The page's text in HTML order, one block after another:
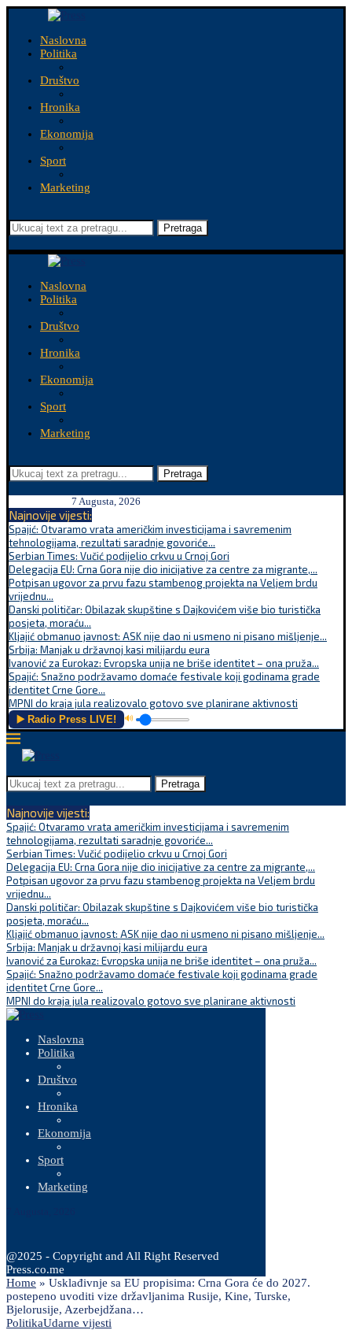
Naslovna
Politika
Društvo
Hronika
Ekonomija
Sport
Marketing
Pretraga
Naslovna
Politika
Društvo
Hronika
Ekonomija
Sport
Marketing
Pretraga
7 Augusta, 2026
Najnovije vijesti:
Spajić: Otvaramo vrata američkim investicijama i savremenim
tehnologijama, rezultati saradnje govoriće...
Serbian Times: Vučić podijelio crkvu u Crnoj Gori
Delegacija EU: Crna Gora nije dio inicijative za centre za migrante,...
Potpisan ugovor za prvu fazu stambenog projekta na Veljem brdu
vrijednu...
Danski političar: Obilazak skupštine s Dajkovićem više bio turistička
posjeta, moraću...
Kljajić obmanuo javnost: ASK nije dao ni usmeno ni pisano mišljenje...
Srbija: Manjak u državnoj kasi milijardu eura
Ivanović za Eurokaz: Evropska unija ne briše identitet – ona pruža...
Spajić: Snažno podržavamo domaće festivale koji godinama grade
identitet Crne Gore...
MPNI do kraja jula realizovalo gotovo sve planirane aktivnosti
▶️ Radio Press LIVE! 🔊
Pretraga
Najnovije vijesti:
Spajić: Otvaramo vrata američkim investicijama i savremenim
tehnologijama, rezultati saradnje govoriće...
Serbian Times: Vučić podijelio crkvu u Crnoj Gori
Delegacija EU: Crna Gora nije dio inicijative za centre za migrante,...
Potpisan ugovor za prvu fazu stambenog projekta na Veljem brdu
vrijednu...
Danski političar: Obilazak skupštine s Dajkovićem više bio turistička
posjeta, moraću...
Kljajić obmanuo javnost: ASK nije dao ni usmeno ni pisano mišljenje...
Srbija: Manjak u državnoj kasi milijardu eura
Ivanović za Eurokaz: Evropska unija ne briše identitet – ona pruža...
Spajić: Snažno podržavamo domaće festivale koji godinama grade
identitet Crne Gore...
MPNI do kraja jula realizovalo gotovo sve planirane aktivnosti
Naslovna
Politika
Društvo
Hronika
Ekonomija
Sport
Marketing
@2025 - Copyright and All Right Reserved
Press.co.me
Home » Usklađivnje sa EU propisima: Crna Gora će do 2027.
postepeno uvoditi vize državljanima Rusije, Kine, Turske,
Bjelorusije, Azerbejdžana…
PolitikaUdarne vijesti